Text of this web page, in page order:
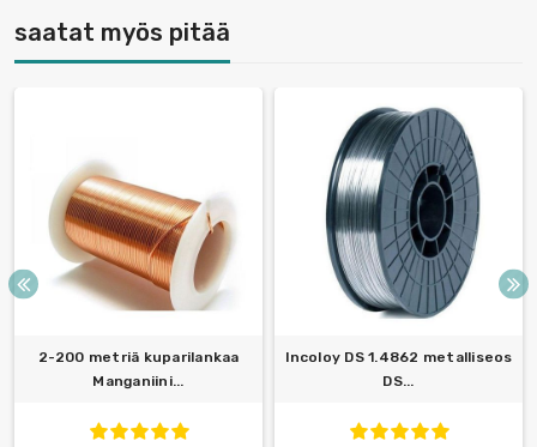
saatat myös pitää
2-200 metriä kuparilankaa
Manganiini...
Incoloy DS 1.4862 metalliseos
DS...